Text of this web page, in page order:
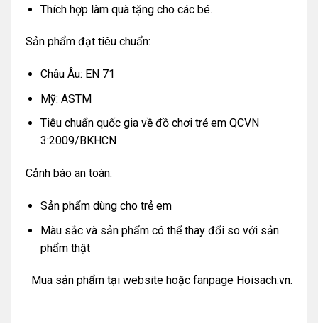
Thích hợp làm quà tặng cho các bé.
Sản phẩm đạt tiêu chuẩn:
Châu Âu: EN 71
Mỹ: ASTM
Tiêu chuẩn quốc gia về đồ chơi trẻ em QCVN
3:2009/BKHCN
Cảnh báo an toàn:
Sản phẩm dùng cho trẻ em
Màu sắc và sản phẩm có thể thay đổi so với sản
phẩm thật
Mua sản phẩm tại websitehoặc fanpage Hoisach.vn.